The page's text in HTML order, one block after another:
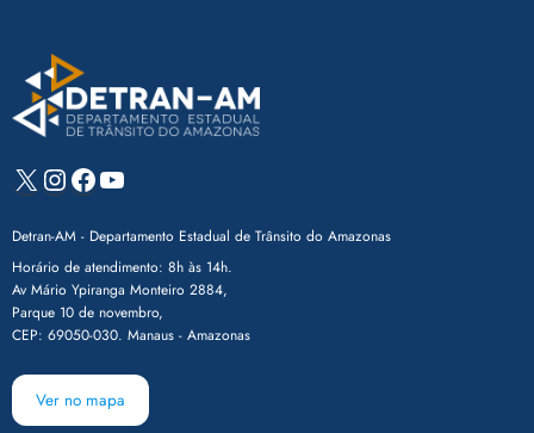
X Instagram
Facebook
Youtube
Detran-AM - Departamento Estadual de Trânsito do Amazonas
Horário de atendimento: 8h às 14h.
Av Mário Ypiranga Monteiro 2884,
Parque 10 de novembro,
CEP: 69050-030. Manaus - Amazonas
Ver no mapa